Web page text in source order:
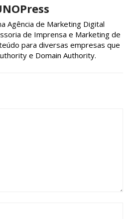
Agência de Marketing Digital
de Imprensa e Marketing de
para diversas empresas que
e Domain Authority.